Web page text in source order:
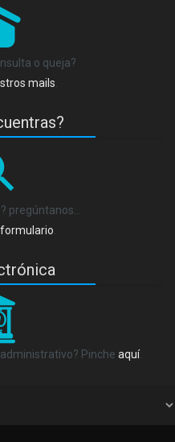
o queja?
mails.
pregúntanos…
.
Pinche aquí.